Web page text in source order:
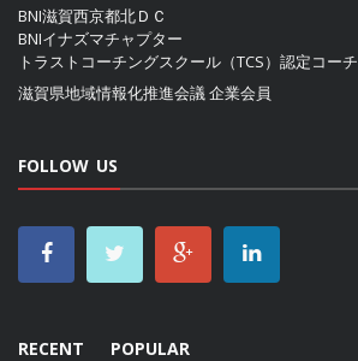
BNI滋賀西京都北ＤＣ
BNIイナズマチャプター
トラストコーチングスクール（TCS）認定コーチ
滋賀県地域情報化推進会議企業会員
FOLLOW US
RECENT POPULAR